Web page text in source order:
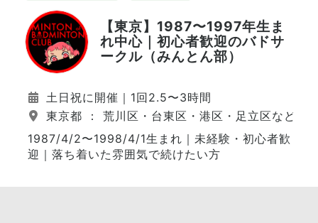
【東京】1987〜1997年生ま
れ中心｜初心者歓迎のバドサ
ークル（みんとん部）
土日祝に開催｜1回2.5〜3時間
東京都 ： 荒川区・台東区・港区・足立区など（
1987/4/2〜1998/4/1生まれ｜未経験・初心者歓
迎｜落ち着いた雰囲気で続けたい方